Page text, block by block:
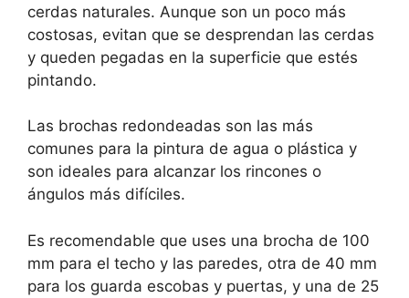
cerdas naturales. Aunque son un poco más
costosas, evitan que se desprendan las cerdas
y queden pegadas en la superficie que estés
pintando.
Las brochas redondeadas son las más
comunes para la pintura de agua o plástica y
son ideales para alcanzar los rincones o
ángulos más difíciles.
Es recomendable que uses una brocha de 100
mm para el techo y las paredes, otra de 40 mm
para los guarda escobas y puertas, y una de 25